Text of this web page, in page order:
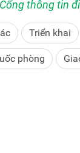
Cổng thông tin
Triển khai
phòng